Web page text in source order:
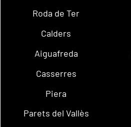
Roda de Ter
Calders
Aiguafreda
Casserres
Piera
Parets del Vallès